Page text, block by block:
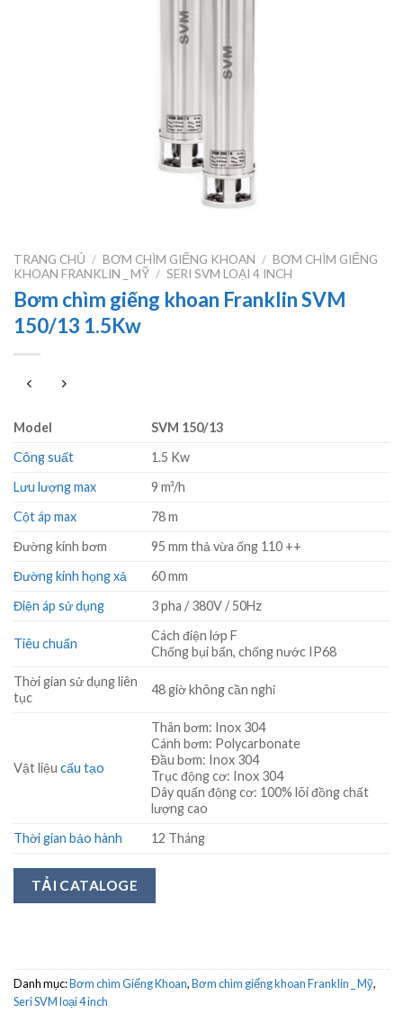
TRANG CHỦ / BƠM CHÌM GIẾNG KHOAN / BƠM CHÌM GIẾNG
KHOAN FRANKLIN _ MỸ / SERI SVM LOẠI 4 INCH
Bơm chìm giếng khoan Franklin SVM
150/13 1.5Kw
Model
SVM 150/13
Công suất
1.5 Kw
Lưu lượng max
9 m³/h
Cột áp max
78 m
Đường kính bơm
95 mm thả vừa ống 110 ++
Đường kính họng xả
60 mm
Điện áp sử dụng
3 pha / 380V / 50Hz
Tiêu chuẩn
Cách điện lớp F
Chống bụi bẩn, chống nước IP68
Thời gian sử dụng liên
tục
48 giờ không cần nghỉ
Vật liệu cấu tạo
Thân bơm: Inox 304
Cánh bơm: Polycarbonate
Đầu bơm: Inox 304
Trục động cơ: Inox 304
Dây quấn động cơ: 100% lõi đồng chất
lượng cao
Thời gian bảo hành
12 Tháng
TẢI CATALOGE
Danh mục:Bơm chìm Giếng Khoan,Bơm chìm giếng khoan Franklin _ Mỹ,
Seri SVM loại 4 inch